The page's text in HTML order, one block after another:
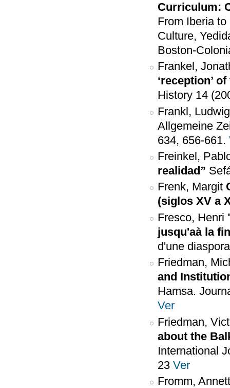
Curriculum:
From Iberia
Culture,
Boston-
Frankel,
‘reception’
History 14
Frankl,
Allgemeine
634, 656-661.
Freinkel,
realidad”
Frenk, Margit
(siglos XV a
Fresco, Henri
jusqu'aà la
d'une
Friedman,
and
Hamsa.
Ver
Friedman,
about the
International
23Ver
Fromm,